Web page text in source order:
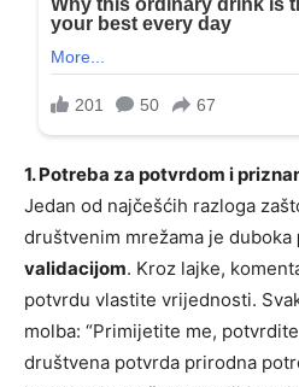
1. Potreba za potvrdom i
Jedan od najčešćih razloga
društvenim mrežama je duboka
validacijom. Kroz lajke,
potvrdu vlastite vrijednosti.
molba: “Primijetite me,
društvena potvrda prirodna